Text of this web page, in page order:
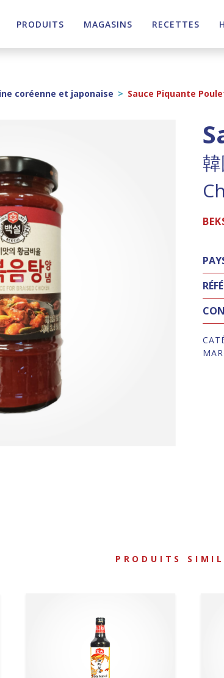
PRODUITS MAGASINS RECETTES
coréenne et japonaise > Sauce Piquante
PRODUITS